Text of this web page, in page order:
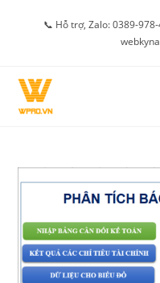
📞 Hỗ trợ, Zalo: 0389-